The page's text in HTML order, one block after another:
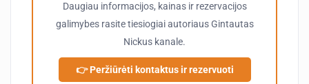
Daugiau informacijos, kainas ir rezervacijos
galimybes rasite tiesiogiai autoriausGintautas
Nickus kanale.
👉 Peržiūrėti kontaktus ir rezervuoti